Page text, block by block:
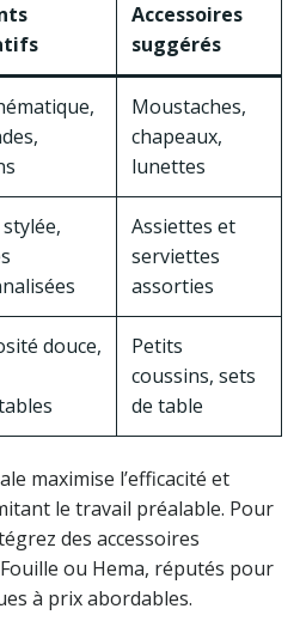
Accessoires
suggérés
Moustaches,
chapeaux,
lunettes
Assiettes et
serviettes
assorties
douce,
Petits
coussins, sets
de table
maximise l’efficacité et
le travail préalable. Pour
des accessoires
ou Hema, réputés pour
à prix abordables.